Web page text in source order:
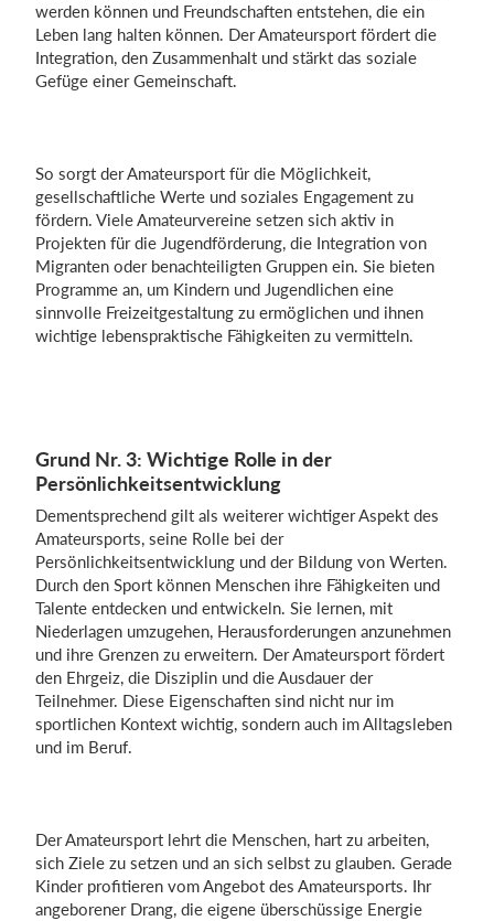
werden können und Freundschaften entstehen, die ein
Leben lang halten können. Der Amateursport fördert die
Integration, den Zusammenhalt und stärkt das soziale
Gefüge einer Gemeinschaft.
So sorgt der Amateursport für die Möglichkeit,
gesellschaftliche Werte und soziales Engagement zu
fördern. Viele Amateurvereine setzen sich aktiv in
Projekten für die Jugendförderung, die Integration von
Migranten oder benachteiligten Gruppen ein. Sie bieten
Programme an, um Kindern und Jugendlichen eine
sinnvolle Freizeitgestaltung zu ermöglichen und ihnen
wichtige lebenspraktische Fähigkeiten zu vermitteln.
Grund Nr. 3: Wichtige Rolle in der
Persönlichkeitsentwicklung
Dementsprechend gilt als weiterer wichtiger Aspekt des
Amateursports, seine Rolle bei der
Persönlichkeitsentwicklung und der Bildung von Werten.
Durch den Sport können Menschen ihre Fähigkeiten und
Talente entdecken und entwickeln. Sie lernen, mit
Niederlagen umzugehen, Herausforderungen anzunehmen
und ihre Grenzen zu erweitern. Der Amateursport fördert
den Ehrgeiz, die Disziplin und die Ausdauer der
Teilnehmer. Diese Eigenschaften sind nicht nur im
sportlichen Kontext wichtig, sondern auch im Alltagsleben
und im Beruf.
Der Amateursport lehrt die Menschen, hart zu arbeiten,
sich Ziele zu setzen und an sich selbst zu glauben. Gerade
Kinder profitieren vom Angebot des Amateursports. Ihr
angeborener Drang, die eigene überschüssige Energie